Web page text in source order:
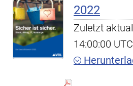
2022
Zuletzt
14:00:00